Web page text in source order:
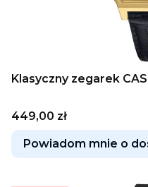
Klasyczny zegarek
Cena
449,00 zł
Powiadom mnie o